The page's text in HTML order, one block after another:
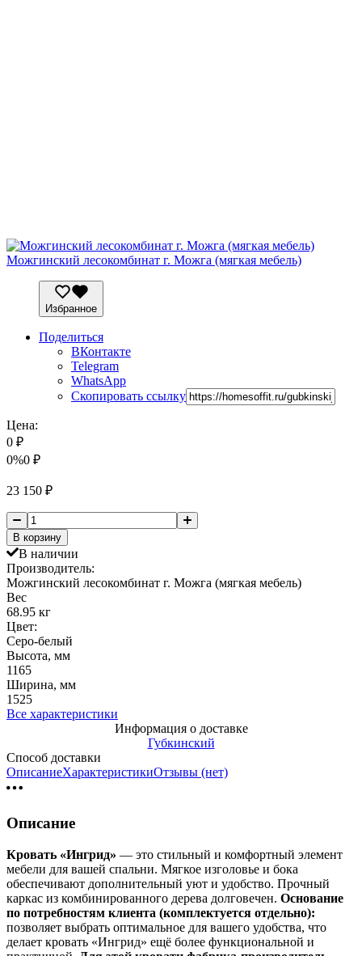
Можгинский лесокомбинат г. Можга (мягкая мебель)
Избранное
Поделиться
ВКонтакте
Telegram
WhatsApp
Скопировать ссылку
Цена:
0 ₽
0%0 ₽
23 150 ₽
В корзину
В наличии
Производитель:
Можгинский лесокомбинат г. Можга (мягкая мебель)
Вес
68.95 кг
Цвет:
Серо-белый
Высота, мм
1165
Ширина, мм
1525
Все характеристики
Информация о доставке
Губкинский
Способ доставки
ОписаниеХарактеристикиОтзывы (нет)
Описание
Кровать «Ингрид» — это стильный и комфортный элемент
мебели для вашей спальни. Мягкое изголовье и бока
обеспечивают дополнительный уют и удобство. Прочный
каркас из комбинированного дерева долговечен. Основание
по потребностям клиента (комплектуется отдельно):
позволяет выбрать оптимальное для вашего удобства, что
делает кровать «Ингрид» ещё более функциональной и